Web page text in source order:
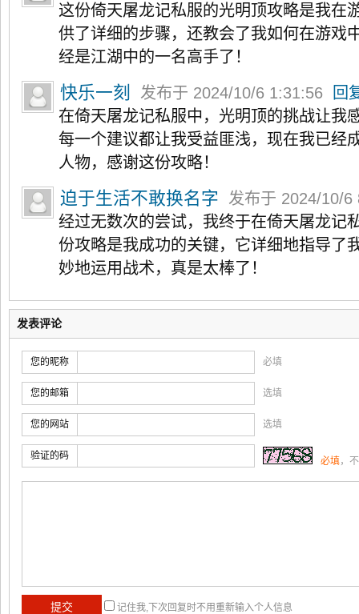
这份倚天屠龙记私服的光明顶攻略是我在
供了详细的步骤，还教会了我如何在游戏
经是江湖中的一名高手了！
快乐一刻 发布于 2024/10/6 1:31:56
回
在倚天屠龙记私服中，光明顶的挑战让我
每一个建议都让我受益匪浅，现在我已经
人物，感谢这份攻略！
迫于生活不敢换名字
发布于 2024/10/
经过无数次的尝试，我终于在倚天屠龙记
份攻略是我成功的关键，它详细地指导了
妙地运用战术，真是太棒了！
发表评论
您的昵称 必填
您的邮箱 选填
您的网站 选填
验证的码 必填，
记住我,下次回复时不用重新输入个人信息